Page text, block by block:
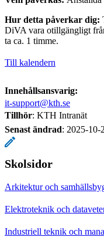
Hur detta påverkar dig:
DiVA vara otillgängligt
ta ca. 1 timme.
Till kalendern
Innehållsansvarig:
it-support@kth.se
Tillhör: KTH Intranät
Senast ändrad: 2025-10-
Skolsidor
Arkitektur och
Elektroteknik och
Industriell teknik och